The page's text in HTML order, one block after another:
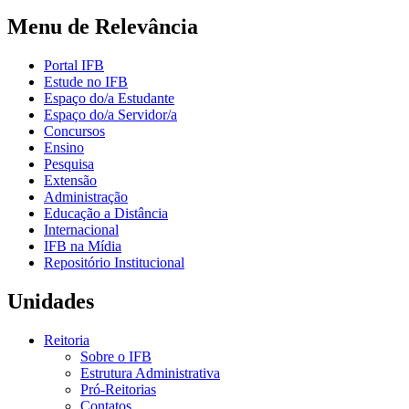
Menu de Relevância
Portal IFB
Estude no IFB
Espaço do/a Estudante
Espaço do/a Servidor/a
Concursos
Ensino
Pesquisa
Extensão
Administração
Educação a Distância
Internacional
IFB na Mídia
Repositório Institucional
Unidades
Reitoria
Sobre o IFB
Estrutura Administrativa
Pró-Reitorias
Contatos